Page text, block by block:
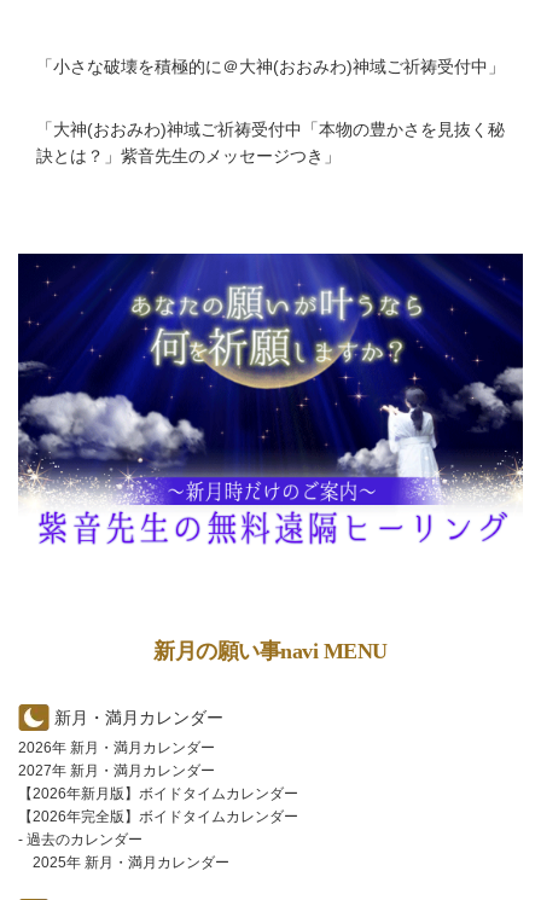
「小さな破壊を積極的に＠大神(おおみわ)神域ご祈祷受付中 」
「大神(おおみわ)神域ご祈祷受付中「本物の豊かさを見抜く秘
訣とは？」紫音先生のメッセージつき 」
新月の願い事navi MENU
新月・満月カレンダー
2026年 新月・満月カレンダー
2027年 新月・満月カレンダー
【2026年新月版】ボイドタイムカレンダー
【2026年完全版】ボイドタイムカレンダー
- 過去のカレンダー
2025年 新月・満月カレンダー